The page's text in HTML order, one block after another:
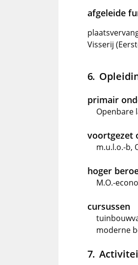
afgeleide
Visserij
primair
Openbare
voortgezet
m.u.l.o.-b,
hoger
M.O.-
cursussen
moderne